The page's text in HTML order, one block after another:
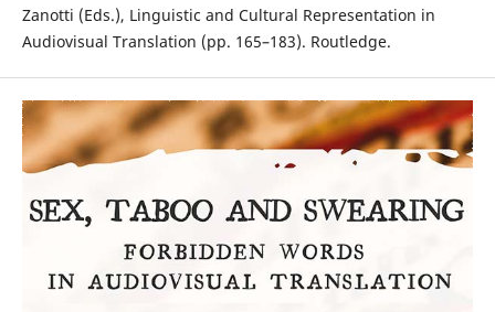
Zanotti (Eds.), Linguistic and Cultural Representation in
Audiovisual Translation (pp. 165–183). Routledge.